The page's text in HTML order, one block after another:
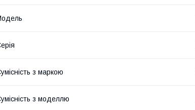
з маркою
з моделлю